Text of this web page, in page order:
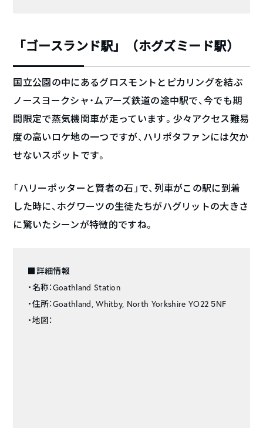
「ゴースランド駅」（ホグズミード駅）
国立公園の中にあるグロスモントとピカリングを結ぶ
ノースヨークシャ・ムアーズ鉄道の途中駅で、今でも期
間限定で蒸気機関車が走っています。少々アクセス難易
度の高いロケ地の一つですが、ハリポタファンには欠か
せないスポットです。
「ハリーポッターと賢者の石」で、列車がこの駅に到着
した時に、ホグワーツの生徒たちがハグリットの大きさ
に驚いたシーンが特徴的ですね。
■詳細情報
・名称：Goathland Station
・住所：Goathland, Whitby, North Yorkshire YO22 5NF
・地図：